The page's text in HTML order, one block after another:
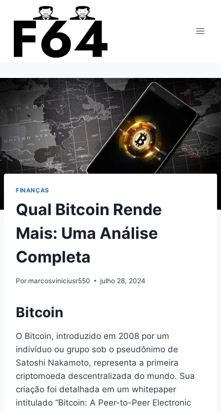
para
FINANÇAS
Qual Bitcoin Rende
Mais: Uma Análise
Completa
Por marcosviniciusr550 julho 28, 2024
Bitcoin
O Bitcoin, introduzido em 2008 por um
indivíduo ou grupo sob o pseudônimo de
Satoshi Nakamoto, representa a primeira
criptomoeda descentralizada do mundo. Sua
criação foi detalhada em um whitepaper
intitulado “Bitcoin: A Peer-to-Peer Electronic